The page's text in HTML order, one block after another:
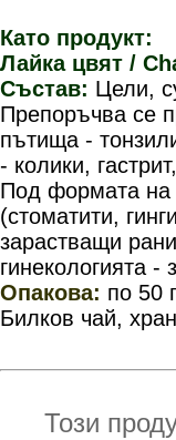
Като продукт:
Лайка цвят /
Състав: Цели,
Препоръчва се
пътища -
- колики,
Под формата на
(стоматити,
зарастващи
гинекологията
Опакова: по 50
Билков чай,
Този